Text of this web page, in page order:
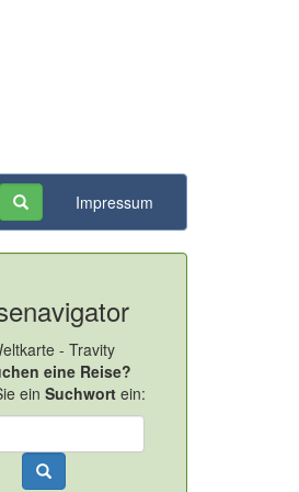
Impressum
eine Reise?
ein Suchwortein: